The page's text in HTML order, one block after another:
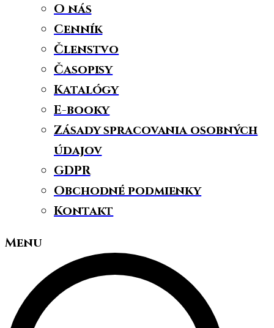
O nás
Cenník
Členstvo
Časopisy
Katalógy
E-booky
Zásady spracovania osobných
údajov
GDPR
Obchodné podmienky
Kontakt
Menu